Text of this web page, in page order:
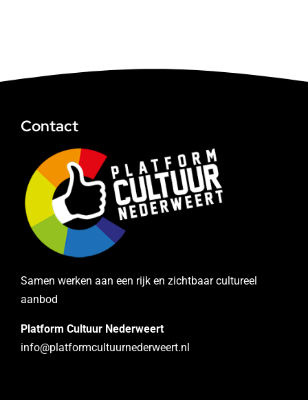
Contact
Samen werken aan een rijk en zichtbaar cultureel
aanbod
Platform Cultuur Nederweert
info@platformcultuurnederweert.nl